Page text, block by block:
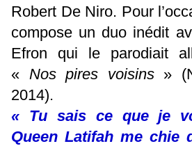
Robert De Niro. Pour
compose un duo inédit
Efron qui le parodiait
« Nos pires voisins»
2014).
« Tu sais ce que je
Queen Latifah me chie